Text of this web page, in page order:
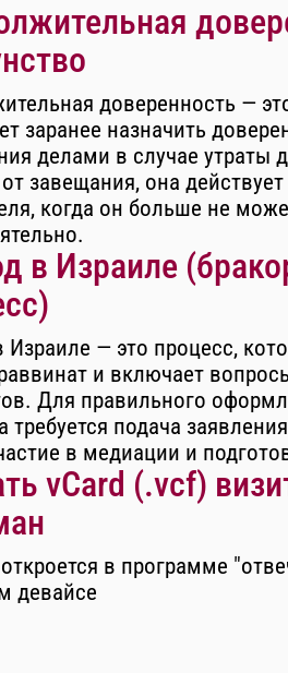
доверенность —
заранее назначить
делами в случае утраты
завещания, она
когда он больше не
в Израиле
Израиле — это процесс,
и включает
Для правильного
требуется подача
в медиации и
vCard (.vcf)
в программе
девайсе